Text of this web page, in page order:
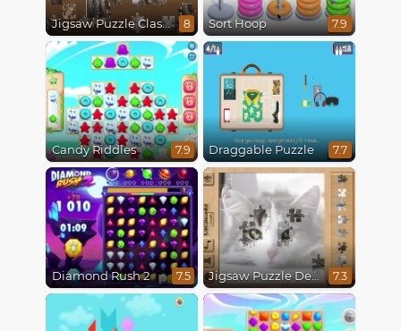
Jigsaw Puzzle Classic 8 Sort Hoop 7.9
Candy Riddles 7.9 Draggable Puzzle 7.7
Diamond Rush 2 7.5 Jigsaw Puzzle Deluxe 7.3